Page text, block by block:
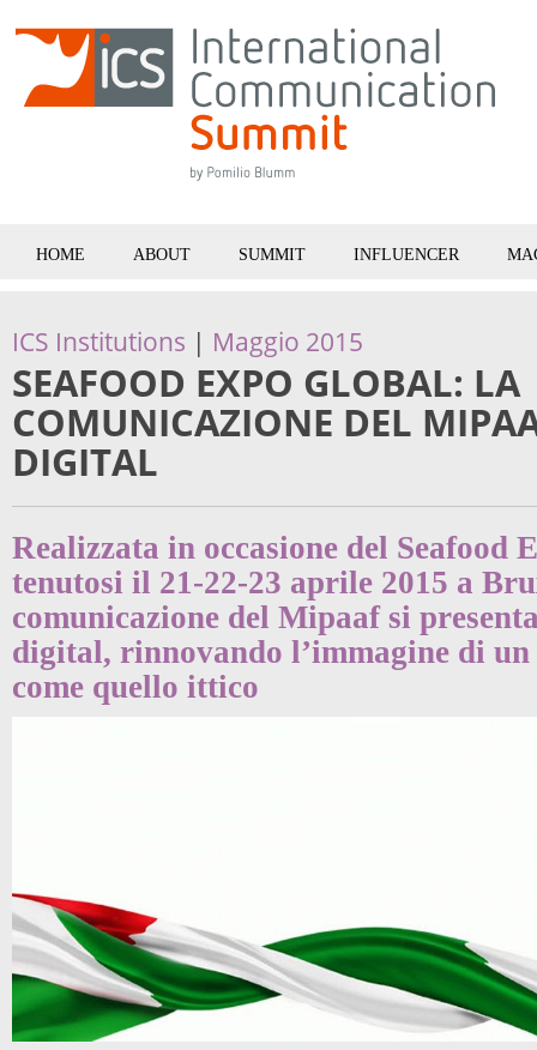
HOME ABOUT SUMMIT INFLUENCER
ICS Institutions | Maggio 2015
SEAFOOD EXPO GLOBAL: LA
COMUNICAZIONE DEL
DIGITAL
Realizzata in occasione del Seafood
tenutosi il 21-22-23 aprile 2015 a
comunicazione del Mipaaf si
digital, rinnovando l’immagine di un
come quello ittico